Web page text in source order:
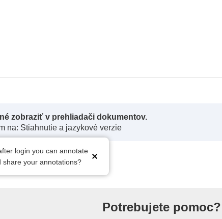
zobraziť v prehliadači dokumentov.
na: Stiahnutie a jazykové verzie
login you can annotate
share your annotations?
publikácií Európskej únie
Potrebujete pomoc?